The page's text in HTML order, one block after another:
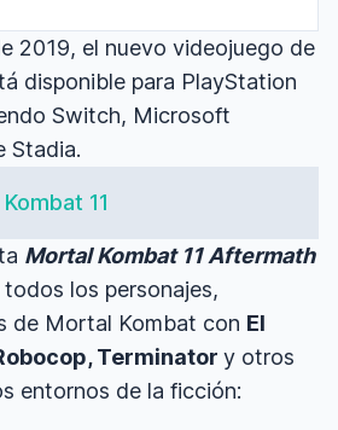
2019, el nuevo videojuego de
disponible para PlayStation
Switch, Microsoft
Stadia.
11
Mortal Kombat 11 Aftermath
los personajes,
de Mortal Kombat con El
Terminator y otros
entornos de la ficción: